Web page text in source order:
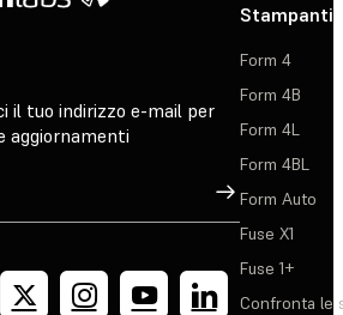
il tuo indirizzo e-mail per
aggiornamenti
Registrati
Stampanti
Form 4
Form 4B
Form 4L
Form 4BL
Form Auto
Fuse X1
Fuse 1+
Confronta le